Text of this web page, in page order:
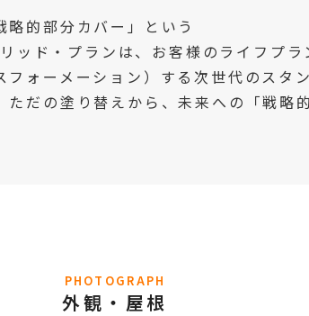
的部分カバー」という
ド・プランは、お客様のライフプラ
ォーメーション）する次世代のスタン
だの塗り替えから、未来への「戦略
PHOTOGRAPH
外観・屋根